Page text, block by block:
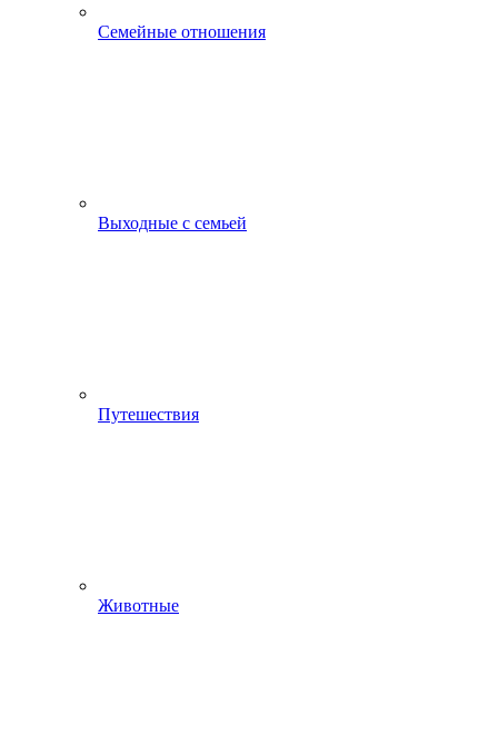
Семейные отношения
Выходные с семьей
Путешествия
Животные